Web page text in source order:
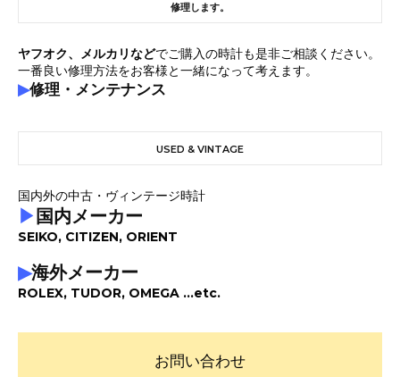
修理します。
ヤフオク、メルカリなどでご購入の時計も是非ご相談ください。
一番良い修理方法をお客様と一緒になって考えます。
▶修理・メンテナンス
USED & VINTAGE
国内外の中古・ヴィンテージ時計
▶ 国内メーカー
SEIKO, CITIZEN, ORIENT
▶海外メーカー
ROLEX, TUDOR, OMEGA ...etc.
お問い合わせ